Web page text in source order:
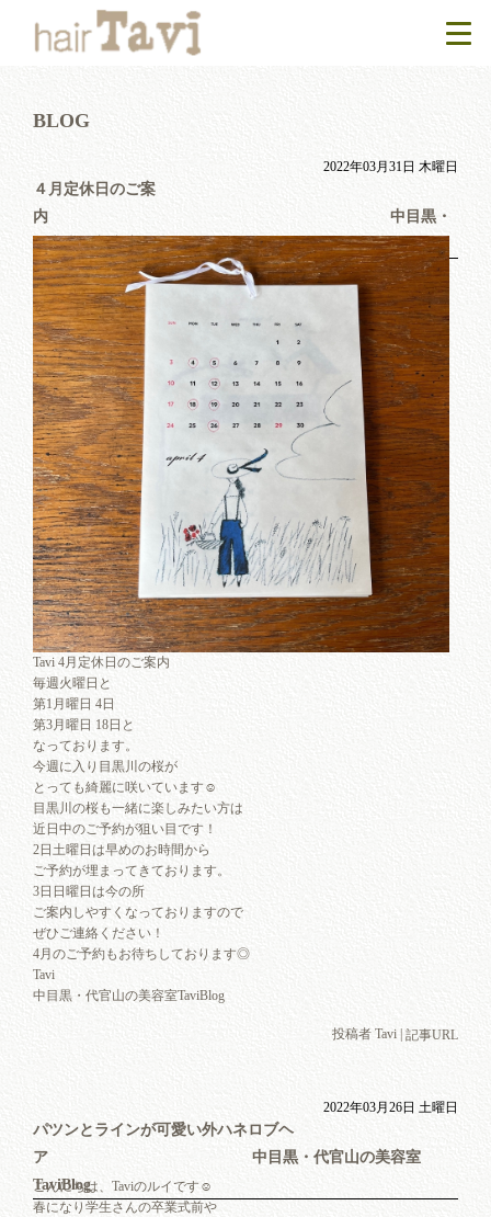
BLOG
2022年03月31日 木曜日
４月定休日のご案
内 中目黒・
代官山の美容室TaviBlog
Tavi 4月定休日のご案内
毎週火曜日と
第1月曜日 4日
第3月曜日 18日と
なっております。
今週に入り目黒川の桜が
とっても綺麗に咲いています☺︎
目黒川の桜も一緒に楽しみたい方は
近日中のご予約が狙い目です！
2日土曜日は早めのお時間から
ご予約が埋まってきております。
3日日曜日は今の所
ご案内しやすくなっておりますので
ぜひご連絡ください！
4月のご予約もお待ちしております◎
Tavi
中目黒・代官山の美容室TaviBlog
投稿者 Tavi | 記事URL
2022年03月26日 土曜日
パツンとラインが可愛い外ハネロブヘ
ア 中目黒・代官山の美容室
TaviBlog
こんにちは、Taviのルイです☺︎
春になり学生さんの卒業式前や